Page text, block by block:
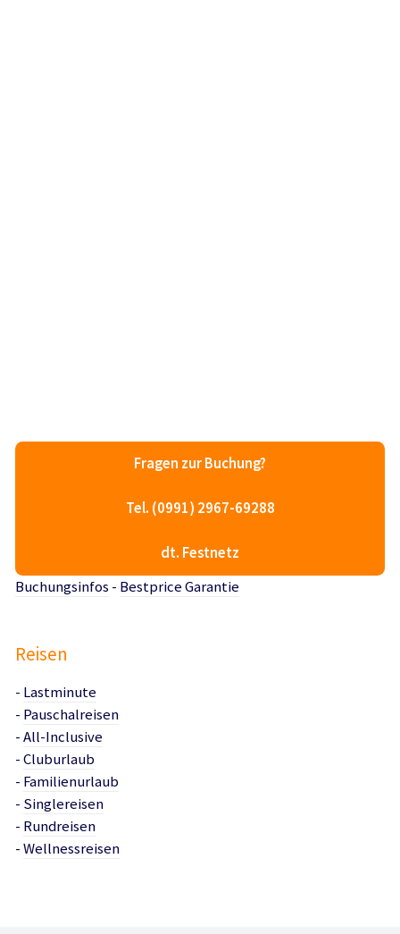
Fragen zur Buchung?
Tel. (0991) 2967-69288
dt. Festnetz
Buchungsinfos - Bestprice Garantie
Reisen
- Lastminute
- Pauschalreisen
-All-Inclusive
-Cluburlaub
- Familienurlaub
- Singlereisen
- Rundreisen
-Wellnessreisen